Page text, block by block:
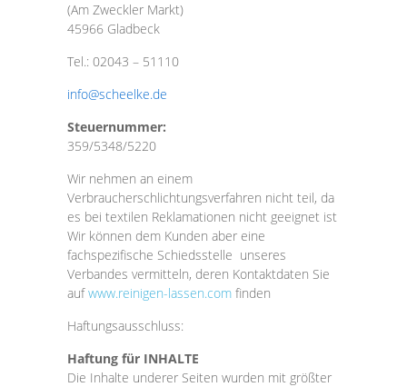
(Am Zweckler Markt)
45966 Gladbeck
Tel.: 02043 – 51110
info@scheelke.de
Steuernummer:
359/5348/5220
Wir nehmen an einem
Verbraucherschlichtungsverfahren nicht teil, da
es bei textilen Reklamationen nicht geeignet ist
Wir können dem Kunden aber eine
fachspezifische Schiedsstelle unseres
Verbandes vermitteln, deren Kontaktdaten Sie
aufwww.reinigen-lassen.com finden
Haftungsausschluss:
Haftung für INHALTE
Die Inhalte underer Seiten wurden mit größter